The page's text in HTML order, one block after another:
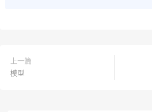
上一篇
模型